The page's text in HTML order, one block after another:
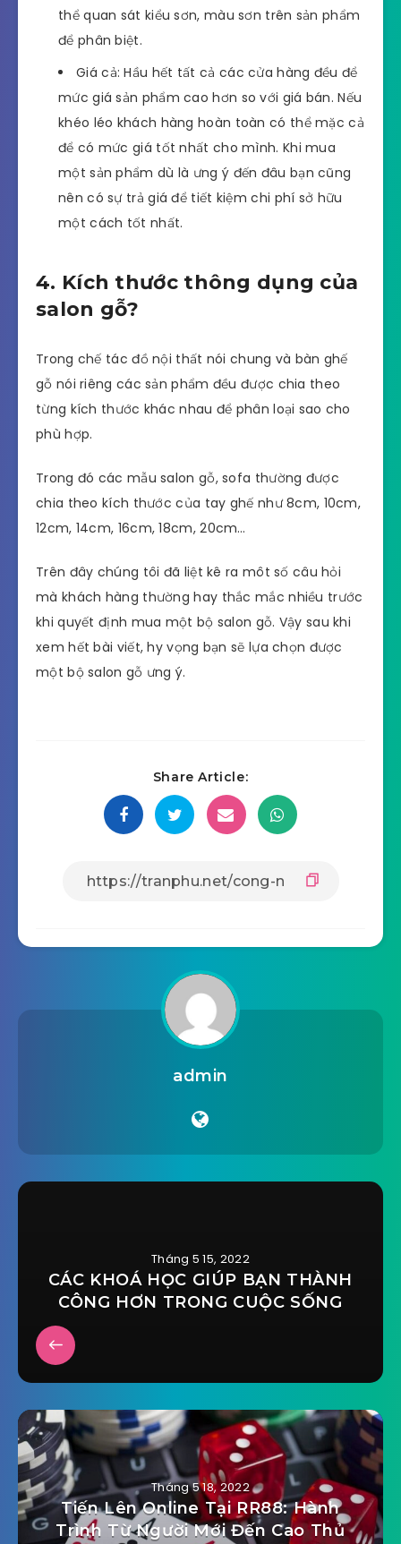
thể quan sát kiểu sơn, màu sơn trên sản phẩm
để phân biệt.
Giá cả: Hầu hết tất cả các cửa hàng đều để
mức giá sản phẩm cao hơn so với giá bán. Nếu
khéo léo khách hàng hoàn toàn có thể mặc cả
để có mức giá tốt nhất cho mình. Khi mua
một sản phẩm dù là ưng ý đến đâu bạn cũng
nên có sự trả giá để tiết kiệm chi phí sở hữu
một cách tốt nhất.
4. Kích thước thông dụng của
salon gỗ?
Trong chế tác đồ nội thất nói chung và bàn ghế
gỗ nói riêng các sản phẩm đều được chia theo
từng kích thước khác nhau để phân loại sao cho
phù hợp.
Trong đó các mẫu salon gỗ, sofa thường được
chia theo kích thước của tay ghế như 8cm, 10cm,
12cm, 14cm, 16cm, 18cm, 20cm…
Trên đây chúng tôi đã liệt kê ra môt số câu hỏi
mà khách hàng thường hay thắc mắc nhiều trước
khi quyết định mua một bộ salon gỗ. Vậy sau khi
xem hết bài viết, hy vọng bạn sẽ lựa chọn được
một bộ salon gỗ ưng ý.
Share Article:
admin
Tháng 5 15, 2022
CÁC KHOÁ HỌC GIÚP BẠN THÀNH
CÔNG HƠN TRONG CUỘC SỐNG
Tháng 5 18, 2022
Tiến Lên Online Tại RR88: Hành
Trình Từ Người Mới Đến Cao Thủ